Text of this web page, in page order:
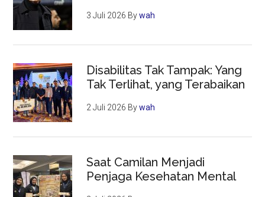
3 Juli 2026 Bywah
Disabilitas Tak Tampak: Yang
Tak Terlihat, yang Terabaikan
2 Juli 2026 Bywah
Saat Camilan Menjadi
Penjaga Kesehatan Mental